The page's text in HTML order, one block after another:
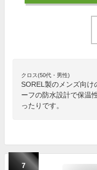
クロス(50代・男性)
SOREL製のメンズ向
ーフの防水設計で保温
ったりです。
7